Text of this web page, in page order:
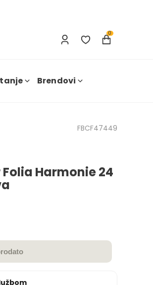
0
Brendovi
FBCF47449
Harmonie 24